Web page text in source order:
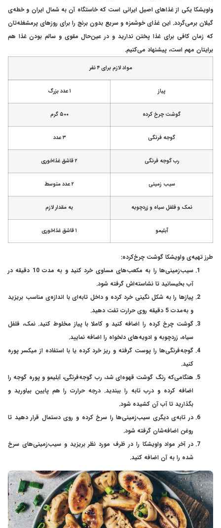
واویشکا یکی از غذاهای اصیل ایرانی است که خاستگاه آن به شمال ایران و خطه‌ی
گیلان برمی‌گردد. این غذای خوشمزه و سریع بدون برنج را برای روزهای پرمشغله‌تان
که زمان کافی برای غذا پختن ندارید و در عین‌حال مقوی و سالم بودن غذا هم
برایتان مهم است، پیشنهاد می‌کنیم.
مواد لازم برای ۴ نفر
پیاز ۱ عدد بزرگ
گوشت چرخ کرده ۵۰۰ گرم
گوجه فرنگی ۳ عدد
رب گوجه فرنگی ۲ قاشق غذاخوری
سیب زمینی ۲ عدد متوسط
نمک و فلفل سیاه و زردچوبه به مقدار لازم
آبلیمو ۱ قاشق غذاخوری
طرز تهیه‌ی واویشکا گوشت چرخ‌کرده:
سیب‌زمینی‌ها را به مکعب‌های مساوی خرد کنید و به مدت 10 دقیقه در
آب بخیسانید تا نشاسته‌اش گرفته شود.
پیازها را به شکل نگینی خرد کرده و داخل تابه‌ای با اندازه‌ی مناسب بریزید
و به‌مدت 5 دقیقه روی حرارت تفت دهید.
گوشت چرخ کرده را اضافه کنید و کاملا با پیاز مخلوط کنید. نمک، فلفل
سیاه، زردچوبه و ادویه‌های دلخواه را اضافه نمایید.
گوجه‌فرنگی‌ها را پوست گرفته و ریز خرد کرده یا با استفاده از میکسر پوره
کنید.
هنگامی‌که رنگ گوشت قهوه‌ای شد، رب گوجه‌فرنگی، آبلیمو و پوره گوجه را
اضافه کرده و درب تابه را ببندید. درجه حرارت را هم پایین بیاورید و
بگذارید تا آب آن کشیده شود.
در تابه‌ی دیگری سیب‌زمینی‌ها را سرخ کرده و روی دستمال قرار دهید تا
روغن اضافه‌شان گرفته شود.
در آخر مواد واویشکا را در ظرف مورد نظر بریزید و سیب‌زمینی‌های سرخ
شده را به آن اضافه کنید.